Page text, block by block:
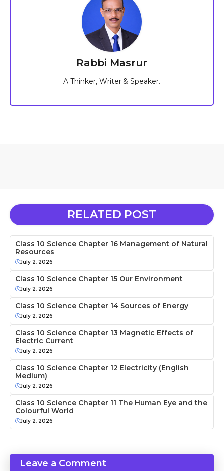
Rabbi Masrur
A Thinker, Writer & Speaker.
RELATED POST
Class 10 Science Chapter 16 Management of Natural
Resources
July 2, 2026
Class 10 Science Chapter 15 Our Environment
July 2, 2026
Class 10 Science Chapter 14 Sources of Energy
July 2, 2026
Class 10 Science Chapter 13 Magnetic Effects of
Electric Current
July 2, 2026
Class 10 Science Chapter 12 Electricity (English
Medium)
July 2, 2026
Class 10 Science Chapter 11 The Human Eye and the
Colourful World
July 2, 2026
Leave a Comment